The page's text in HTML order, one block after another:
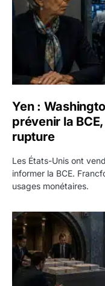
Yen :
prévenir la
rupture
Les États-Unis ont
informer la BCE.
usages monétaires.
Jane Street